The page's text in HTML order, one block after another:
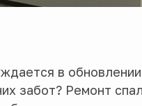
в
забот? Ремонт